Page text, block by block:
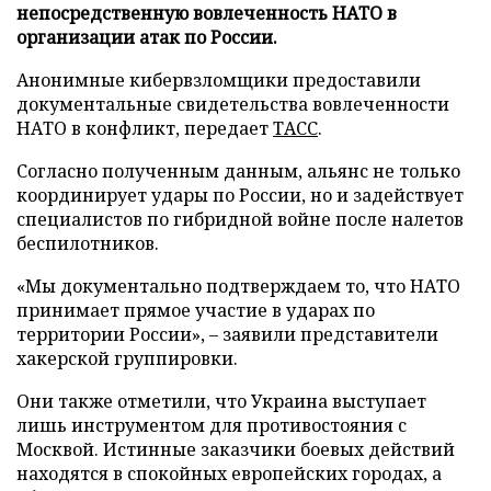
непосредственную вовлеченность НАТО в
организации атак по России.
Анонимные кибервзломщики предоставили
документальные свидетельства вовлеченности
НАТО в конфликт, передаетТАСС.
Согласно полученным данным, альянс не только
координирует удары по России, но и задействует
специалистов по гибридной войне после налетов
беспилотников.
«Мы документально подтверждаем то, что НАТО
принимает прямое участие в ударах по
территории России», – заявили представители
хакерской группировки.
Они также отметили, что Украина выступает
лишь инструментом для противостояния с
Москвой. Истинные заказчики боевых действий
находятся в спокойных европейских городах, а